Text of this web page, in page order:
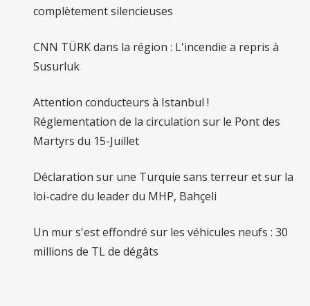
complètement silencieuses
CNN TÜRK dans la région : L'incendie a repris à
Susurluk
Attention conducteurs à Istanbul !
Réglementation de la circulation sur le Pont des
Martyrs du 15-Juillet
Déclaration sur une Turquie sans terreur et sur la
loi-cadre du leader du MHP, Bahçeli
Un mur s'est effondré sur les véhicules neufs : 30
millions de TL de dégâts